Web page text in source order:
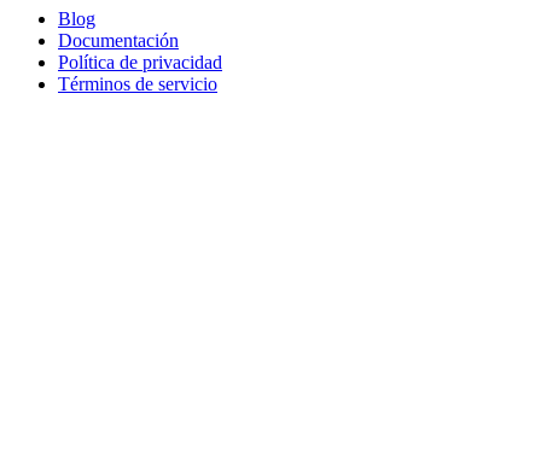
Blog
Documentación
Política de privacidad
Términos de servicio